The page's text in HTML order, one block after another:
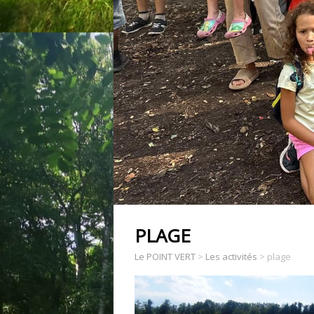
PLAGE
Le POINT VERT > Les activités > plage